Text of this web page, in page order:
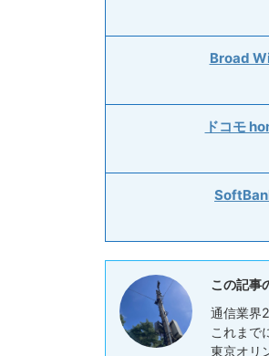
Broad
ドコモ
この記事
通信業界
これまで
東京オリ